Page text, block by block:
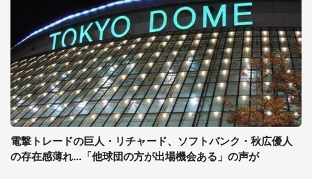
電撃トレードの巨人・リチャード、ソフトバンク・秋広優人
の存在感薄れ...「他球団の方が出場機会ある」の声が